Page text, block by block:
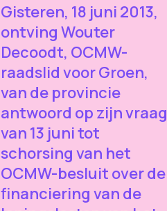
Gisteren, 18 juni 2013,
ontving Wouter
Decoodt, OCMW-
raadslid voor Groen,
van de provincie
antwoord op zijn vraag
van 13 juni tot
schorsing van het
OCMW-besluit over de
financiering van de